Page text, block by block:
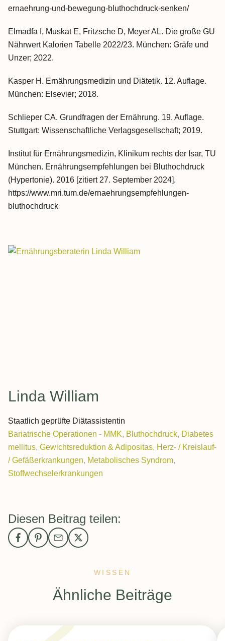
ernaehrung-und-bewegung-bluthochdruck-senken/
Elmadfa I, Muskat E, Fritzsche D, Meyer AL. Die große GU
Nährwert Kalorien Tabelle 2022/23. München: Gräfe und
Unzer; 2022.
Kasper H. Ernährungsmedizin und Diätetik. 12. Auflage.
München: Elsevier; 2018.
Schlieper CA. Grundfragen der Ernährung. 19. Auflage.
Stuttgart: Wissenschaftliche Verlagsgesellschaft; 2019.
Institut für Ernährungsmedizin, Klinikum rechts der Isar, TU
München. Ernährungsempfehlungen bei Bluthochdruck
(Hypertonie). 2016 [zitiert 27. September 2024].
https://www.mri.tum.de/ernaehrungsempfehlungen-
bluthochdruck
Linda William
Staatlich geprüfte Diätassistentin
Bariatrische Operationen - MMK, Bluthochdruck, Diabetes
mellitus, Gewichtsreduktion & Adipositas, Herz- / Kreislauf-
/ Gefäßerkrankungen, Metabolisches Syndrom,
Stoffwechselerkrankungen
Diesen Beitrag teilen:
WISSEN
:
Ähnliche Beiträge